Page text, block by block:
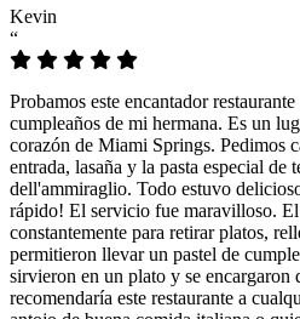
Kevin
“
Probamos este encantador
cumpleaños de mi hermana. Es un
corazón de Miami Springs. Pedimos
entrada, lasaña y la pasta especial de
dell'ammiraglio. Todo estuvo
rápido! El servicio fue maravilloso.
constantemente para retirar platos,
permitieron llevar un pastel de
sirvieron en un plato y se
recomendaría este restaurante a